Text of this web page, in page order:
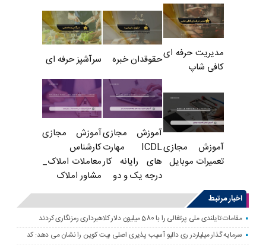
مدیریت حرفه ای
کافی شاپ
حقوقدان خبره سرآشپز حرفه ای
آموزش مجازی
تعمیرات موبایل
آموزش مجازی
ICDL مهارت
های رایانه کار
درجه یک و دو
آموزش مجازی
کارشناس
معاملات املاک_
مشاور املاک
اخبار مرتبط
مقامات تایلندی ملی پرتغالی را با 580 میلیون دلار کلاهبرداری رمزنگاری کردند
سرمایه گذار میلیاردر ری دالیو آسیب پذیری اصلی بیت کوین را نشان می دهد: کد